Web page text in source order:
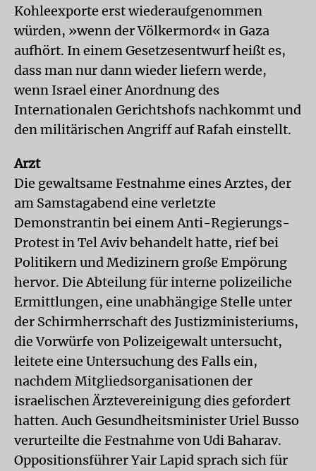
Kohleexporte erst wiederaufgenommen
würden, »wenn der Völkermord« in Gaza
aufhört. In einem Gesetzesentwurf heißt es,
dass man nur dann wieder liefern werde,
wenn Israel einer Anordnung des
Internationalen Gerichtshofs nachkommt und
den militärischen Angriff auf Rafah einstellt.
Arzt
Die gewaltsame Festnahme eines Arztes, der
am Samstagabend eine verletzte
Demonstrantin bei einem Anti-Regierungs-
Protest in Tel Aviv behandelt hatte, rief bei
Politikern und Medizinern große Empörung
hervor. Die Abteilung für interne polizeiliche
Ermittlungen, eine unabhängige Stelle unter
der Schirmherrschaft des Justizministeriums,
die Vorwürfe von Polizeigewalt untersucht,
leitete eine Untersuchung des Falls ein,
nachdem Mitgliedsorganisationen der
israelischen Ärztevereinigung dies gefordert
hatten. Auch Gesundheitsminister Uriel Busso
verurteilte die Festnahme von Udi Baharav.
Oppositionsführer Yair Lapid sprach sich für